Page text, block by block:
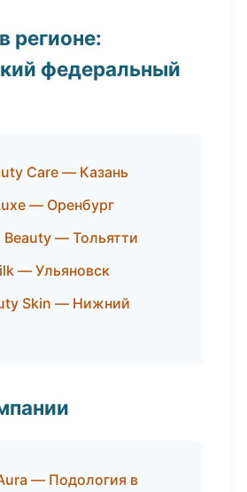
регионе:
федеральный
Care — Казань
— Оренбург
Beauty — Тольятти
— Ульяновск
Skin — Нижний
— Подология в